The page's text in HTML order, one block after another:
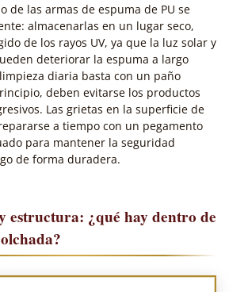
de las armas de espuma de PU se
almacenarlas en un lugar seco,
de los rayos UV, ya que la luz solar y
deteriorar la espuma a largo
diaria basta con un paño
deben evitarse los productos
Las grietas en la superficie de
a tiempo con un pegamento
para mantener la seguridad
de forma duradera.
estructura: ¿qué hay dentro de